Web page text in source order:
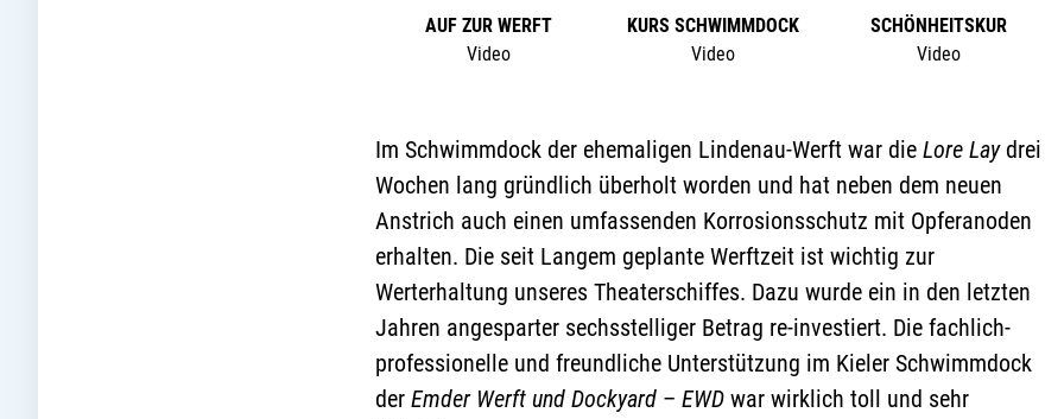
AUF ZUR WERFT
Video
KURS SCHWIMMDOCK
Video
SCHÖNHEITSKUR
Video
Im Schwimmdock der ehemaligen Lindenau-Werft war dieLore Laydrei
Wochen lang gründlich überholt worden und hat neben dem neuen
Anstrich auch einen umfassenden Korrosionsschutz mit Opferanoden
erhalten. Die seit Langem geplante Werftzeit ist wichtig zur
Werterhaltung unseres Theaterschiffes. Dazu wurde ein in den letzten
Jahren angesparter sechsstelliger Betrag re-investiert. Die fachlich-
professionelle und freundliche Unterstützung im Kieler Schwimmdock
derEmder Werft und Dockyard –EWDwar wirklich toll und sehr